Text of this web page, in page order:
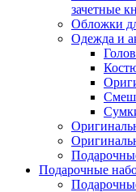
зачетные
Обложки
Одежда и
Подарочные